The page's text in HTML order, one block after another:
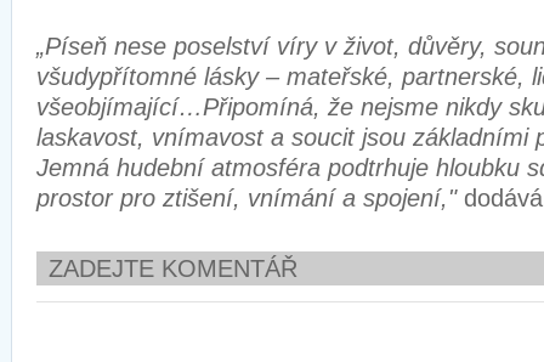
„Píseň nese poselství víry v život, důvěry,
všudypřítomné lásky – mateřské, partnerské,
všeobjímající…Připomíná, že nejsme nikdy
laskavost, vnímavost a soucit jsou základními
Jemná hudební atmosféra podtrhuje hloubku
prostor pro ztišení, vnímání a spojení,"
ZADEJTE KOMENTÁŘ